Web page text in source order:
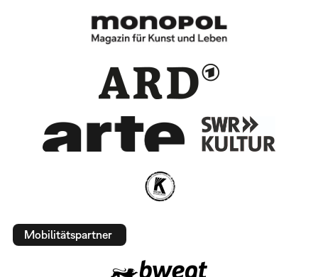
Mobilitätspartner